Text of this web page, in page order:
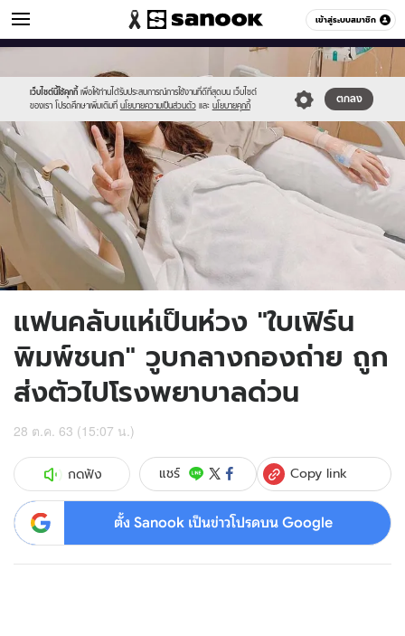
เข้าสู่ระบบสมาชิก
ข่าวบันเทิง หมวดอื่นๆ
เว็บไซต์นี้ใช้คุกกี้ เพื่อให้ท่านได้รับประสบการณ์การใช้งานที่ดีที่สุดบน เว็บไซต์
ของเรา โปรดศึกษาเพิ่มเติมที่ นโยบายความเป็นส่วนตัว และ นโยบายคุกกี้
ตกลง
new-
sanook.png
//s.isanook.com/ns/0/ud/1656/8284622/fren.jpg
แฟนคลับแห่เป็นห่วง "ใบเฟิร์น
พิมพ์ชนก" วูบกลางกองถ่าย ถูก
ส่งตัวไปโรงพยาบาลด่วน
28 ต.ค. 63 (15:07 น.)
กดฟัง แชร์ Copy link
ตั้ง Sanook เป็นข่าวโปรดบน Google